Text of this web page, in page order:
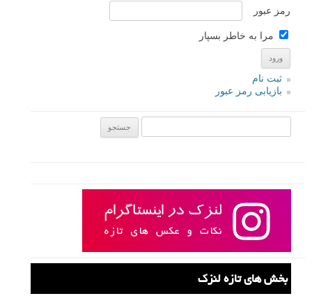
رمز عبور
مرا به خاطر بسپار
ثبت نام
بازیابی رمز عبور
بخش های تازه لنزک